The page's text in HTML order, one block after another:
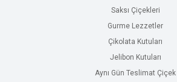
Saksı Çiçekleri
Gurme Lezzetler
Çikolata Kutuları
Jelibon Kutuları
Aynı Gün Teslimat Çiçek